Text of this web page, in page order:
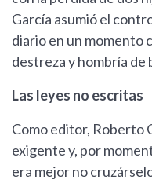
García asumió el
diario en un momento
destreza y hombría de
Las leyes no escritas
Como editor, Roberto
exigente y, por
era mejor no